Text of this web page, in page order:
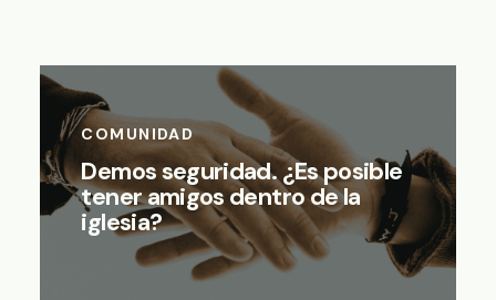
COMUNIDAD
Demos seguridad. ¿Es posible
tener amigos dentro de la
iglesia?